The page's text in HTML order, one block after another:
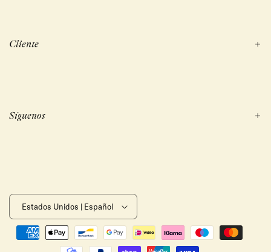
Cliente
Síguenos
Estados Unidos | Español
Formas